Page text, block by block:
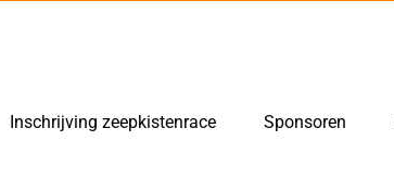
Inschrijving zeepkistenrace Sponsoren